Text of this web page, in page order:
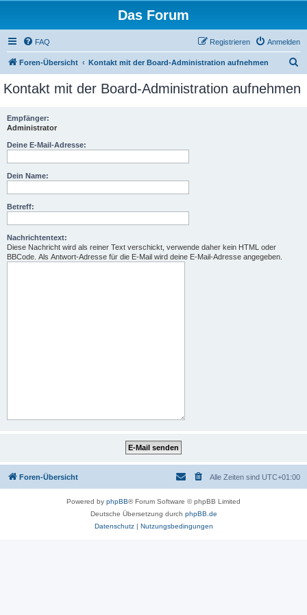
Das Forum
FAQ Anmelden
Registrieren
Foren-Übersicht Kontakt mit der Board-Administration aufnehmen
c
Kontakt mit der Board-Administration aufnehmen
Empfänger:
Administrator
Deine E-Mail-Adresse:
Dein Name:
Betreff:
Nachrichtentext:
Diese Nachricht wird als reiner Text verschickt, verwende daher kein HTML oder
BBCode. Als Antwort-Adresse für die E-Mail wird deine E-Mail-Adresse angegeben.
Foren-Übersicht Alle Zeiten sind UTC+01:00
Powered by phpBB® Forum Software © phpBB Limited
Deutsche Übersetzung durch phpBB.de
Datenschutz| Nutzungsbedingungen